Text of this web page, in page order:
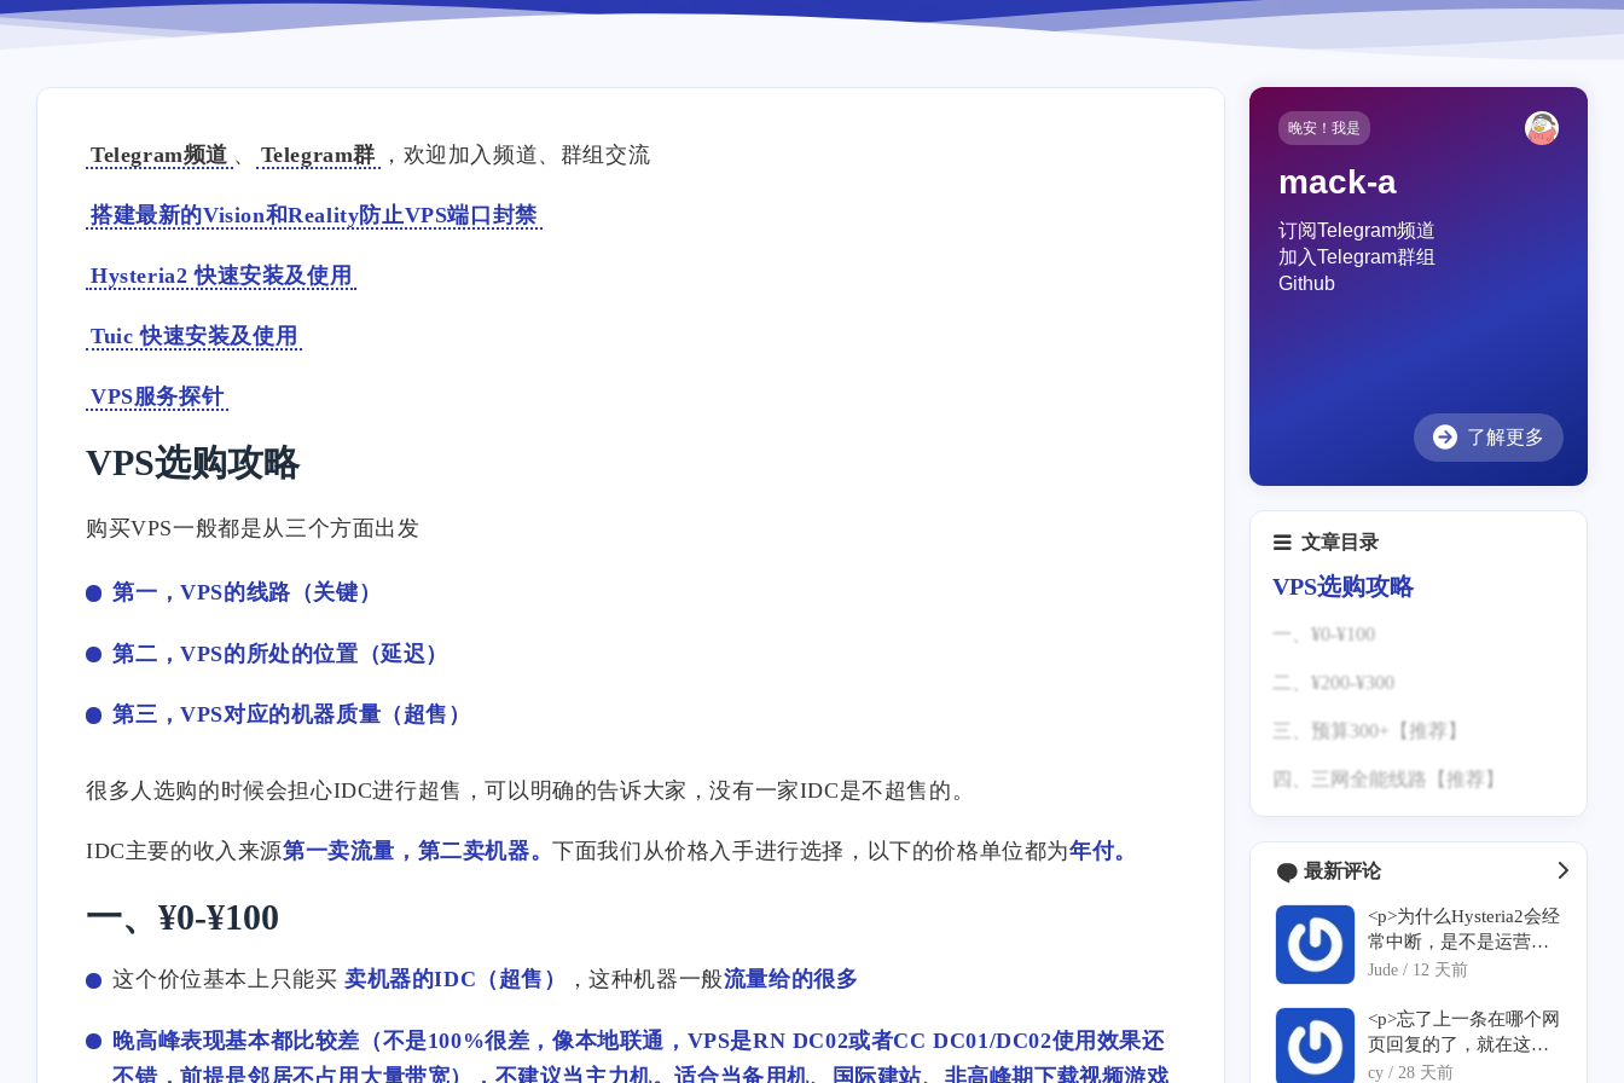
Telegram频道 、 Telegram群 ，欢迎加入频道、群组交流
搭建最新的Vision和Reality防止VPS端口封禁
Hysteria2 快速安装及使用
Tuic 快速安装及使用
VPS服务探针
VPS选购攻略
购买VPS一般都是从三个方面出发
第一，VPS的线路（关键）
第二，VPS的所处的位置（延迟）
第三，VPS对应的机器质量（超售）
很多人选购的时候会担心IDC进行超售，可以明确的告诉大家，没有一家IDC是不超售的。
IDC主要的收入来源第一卖流量，第二卖机器。下面我们从价格入手进行选择，以下的价格单位都为年付。
一、¥0-¥100
这个价位基本上只能买 卖机器的IDC（超售） ，这种机器一般流量给的很多
晚高峰表现基本都比较差（不是100%很差，像本地联通，VPS是RN DC02或者CC DC01/DC02使用效果还
不错，前提是邻居不占用大量带宽），不建议当主力机。适合当备用机、国际建站、非高峰期下载视频游戏
晚安！我是
mack-a
订阅Telegram频道
加入Telegram群组
Github
了解更多
文章目录
VPS选购攻略
一、¥0-¥100
二、¥200-¥300
1.联通AS9929(AS10099)
2.日本软银
4.美国低价优质CN2 GIA
三、预算300+【推荐】
四、三网全能线路【推荐】
最新评论
<p>为什么Hysteria2会经
常中断，是不是运营商
针对了？</p>
Jude / 12 天前
<p>忘了上一条在哪个网
页回复的了，就在这个
网页重新留言一下，没
cy /28 天前